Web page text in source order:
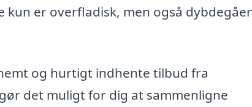
er overfladisk, men også
og hurtigt indhente tilbud fra
det muligt for dig at sammenligne